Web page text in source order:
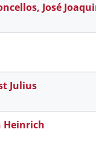
José
Julius
Heinrich